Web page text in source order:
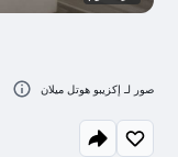
صور لـ إكزيبو هوتل ميلان